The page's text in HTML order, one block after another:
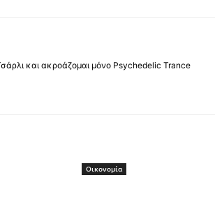
και ακροάζομαι μόνο Psychedelic Trance
Οικονομία